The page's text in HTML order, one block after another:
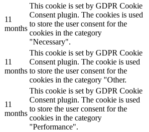
11
months
This cookie is set by GDPR Cookie
Consent plugin. The cookies is used
to store the user consent for the
cookies in the category
"Necessary".
11
months
This cookie is set by GDPR Cookie
Consent plugin. The cookie is used
to store the user consent for the
cookies in the category "Other.
11
months
This cookie is set by GDPR Cookie
Consent plugin. The cookie is used
to store the user consent for the
cookies in the category
"Performance".